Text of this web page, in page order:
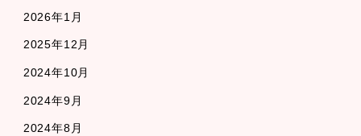
2026年1月
2025年12月
2024年10月
2024年9月
2024年8月